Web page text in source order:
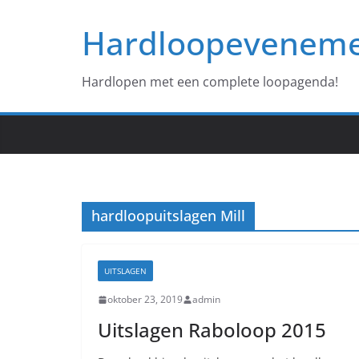
Hardlopen met een complete loopagenda!
hardloopuitslagen Mill
UITSLAGEN
oktober 23, 2019 admin
Uitslagen Raboloop 2015